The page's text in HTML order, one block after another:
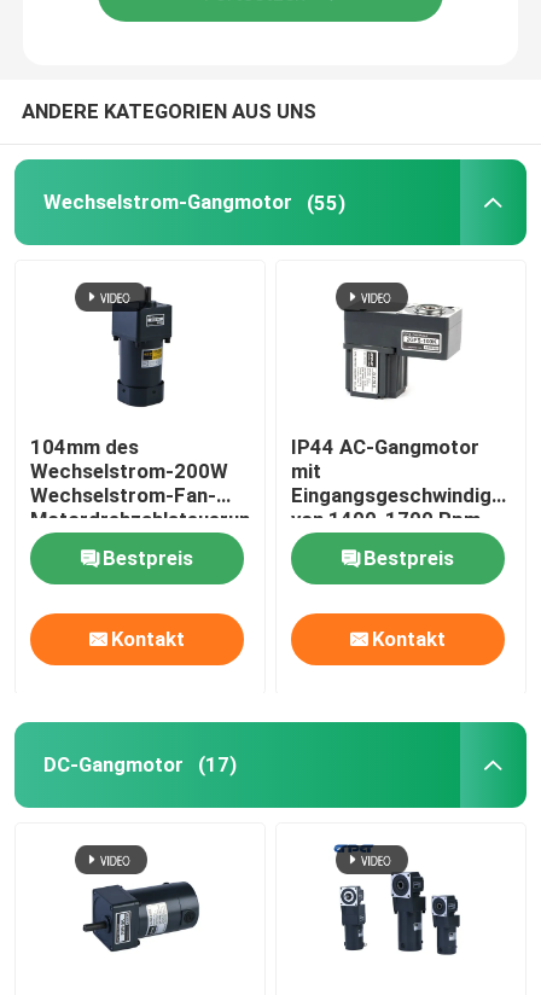
Kundenspezifischer Gang-Motor
ANDERE KATEGORIEN AUS UNS
Wechselstrom-Gangmotor (55)
104mm des
Wechselstrom-200W
Wechselstrom-Fan-
Motordrehzahlsteuerung
Gang-Motor6rk200gn-
cf 6GU3-200K
Bestpreis
Kontakt
IP44 AC-Gangmotor
mit
Eingangsgeschwindigkeit
von 1400-1700 Rpm
und 100MΩ Min
Isolationswiderstand
Bestpreis
Kontakt
DC-Gangmotor (17)